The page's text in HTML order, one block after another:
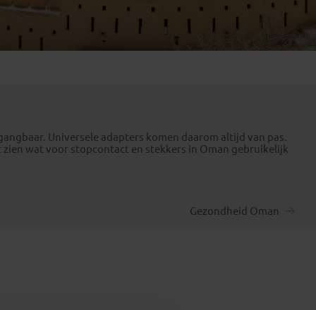
Emiraten
(1)
Universele adapters komen daarom altijd van pas.
zien wat voor stopcontact en stekkers in Oman gebruikelijk
Gezondheid Oman